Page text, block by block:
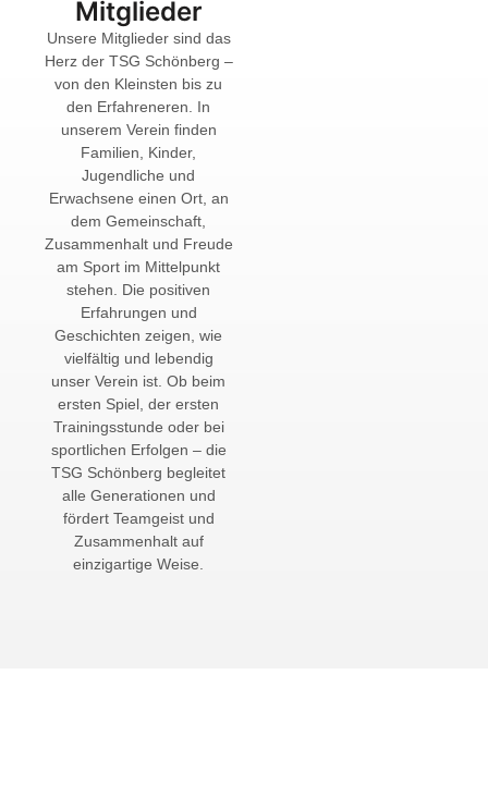
Mitglieder
Unsere Mitglieder sind das
Herz der TSG Schönberg –
von den Kleinsten bis zu
den Erfahreneren. In
unserem Verein finden
Familien, Kinder,
Jugendliche und
Erwachsene einen Ort, an
dem Gemeinschaft,
Zusammenhalt und Freude
am Sport im Mittelpunkt
stehen. Die positiven
Erfahrungen und
Geschichten zeigen, wie
vielfältig und lebendig
unser Verein ist. Ob beim
ersten Spiel, der ersten
Trainingsstunde oder bei
sportlichen Erfolgen – die
TSG Schönberg begleitet
alle Generationen und
fördert Teamgeist und
Zusammenhalt auf
einzigartige Weise.